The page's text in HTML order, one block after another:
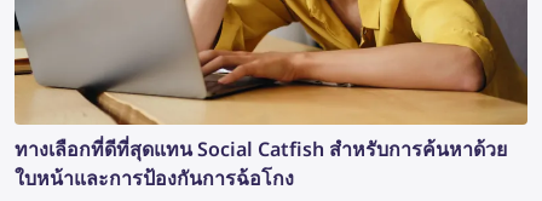
ทางเลือกที่ดีที่สุดแทน Social Catfish สำหรับการค้นหาด้วย
ใบหน้าและการป้องกันการฉ้อโกง